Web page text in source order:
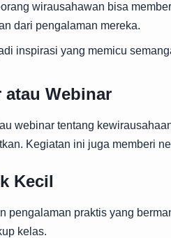
wirausahawan bisa
dari pengalaman mereka.
inspirasi yang memicu
atau Webinar
webinar tentang
Kegiatan ini juga memberi
Kecil
pengalaman praktis yang
kelas.